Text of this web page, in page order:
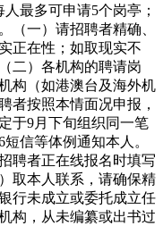
最多可申请5个岗亭；
（一）请招聘者精确、
正在性；如取现实不
二）各机构的聘请岗
构（如港澳台及海外机
者按照本情面况申报，
于9月下旬组织同一笔
信等体例通知本人。
聘者正在线报名时填写
取本人联系，请确保精
行未成立或委托成立任
构，从未编纂或出书过